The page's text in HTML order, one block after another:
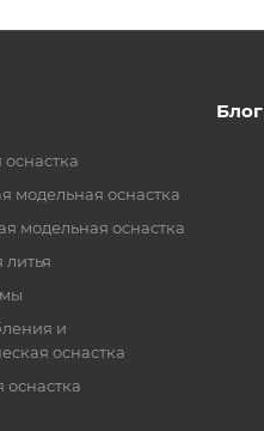
модельная оснастка
модельная оснастка
литья
и
оснастка
Блог